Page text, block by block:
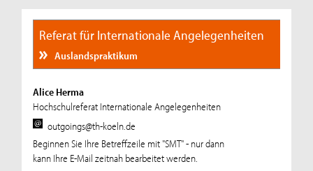
Referat für Internationale Angelegenheiten
Auslandspraktikum
Alice Herma
Hochschulreferat Internationale Angelegenheiten
outgoings@th-koeln.de
Beginnen Sie Ihre Betreffzeile mit "SMT" - nur dann
kann Ihre E-Mail zeitnah bearbeitet werden.